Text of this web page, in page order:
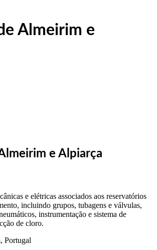
Almeirim e
e Alpiarça
e elétricas associados aos reservatórios
incluindo grupos, tubagens e válvulas,
instrumentação e sistema de
de cloro.
Portugal